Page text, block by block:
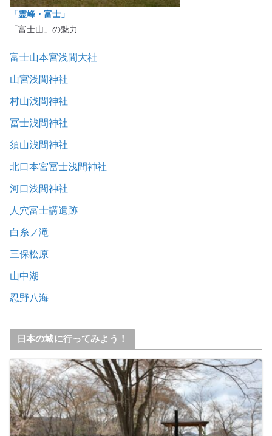
「霊峰・富士」
「富士山」の魅力
富士山本宮浅間大社
山宮浅間神社
村山浅間神社
冨士浅間神社
須山浅間神社
北口本宮冨士浅間神社
河口浅間神社
人穴富士講遺跡
白糸ノ滝
三保松原
山中湖
忍野八海
日本の城に行ってみよう！